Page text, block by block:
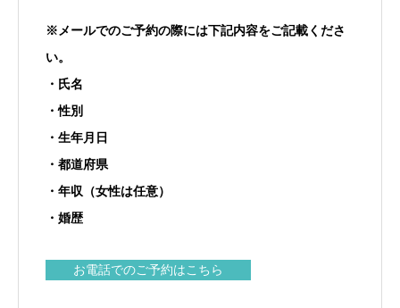
※メールでのご予約の際には下記内容をご記載くださ
い。
・氏名
・性別
・生年月日
・都道府県
・年収（女性は任意）
・婚歴
お電話でのご予約はこちら